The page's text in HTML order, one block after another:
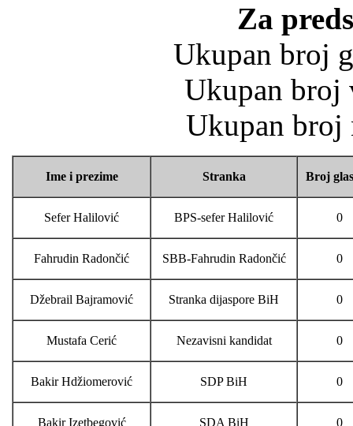
Za
Ukupan broj
Ukupan broj
Ukupan broj
Ime i prezime Stranka Broj
Sefer Halilović BPS-sefer Halilović 0
Fahrudin Radončić SBB-Fahrudin Radončić 0
Džebrail Bajramović Stranka dijaspore BiH 0
Mustafa Cerić Nezavisni kandidat 0
Bakir Hdžiomerović SDP BiH 0
Bakir Izetbegović SDA BiH 0